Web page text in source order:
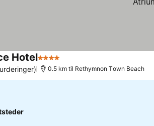
Hotel4 Stjerner
0.5 km til Rethymnon Τown Beach